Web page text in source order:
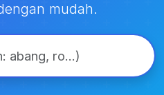
mudah.